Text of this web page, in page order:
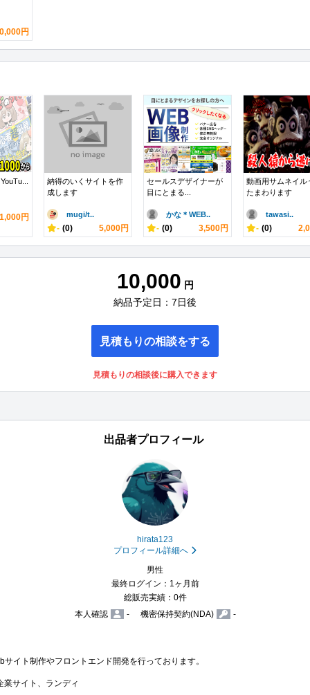
円
1,000円
納得のいくサイトを作
成します
mugi/t..
- (0) 5,000円
セールスデザイナーが
目にとまる...
かな＊WEB..
- (0) 3,500円
動画用サムネイル
たまわります
tawasi..
- (0)
10,000 円
納品予定日：7日後
見積もりの相談をする
見積もりの相談後に購入できます
出品者プロフィール
hirata123
プロフィール詳細へ
男性
最終ログイン：1ヶ月前
総販売実績：0件
本人確認
- 機密保持契約(NDA) -
イト制作やフロントエンド開発を行っております。
業サイト、ランディ